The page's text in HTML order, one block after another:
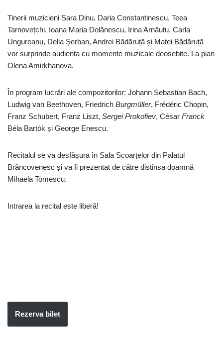
Tinerii muzicieni Sara Dinu, Daria Constantinescu, Teea
Tarnovețchi, Ioana Maria Dolănescu, Irina Arnăutu, Carla
Ungureanu, Delia Șerban, Andrei Bădăruță și Matei Bădăruță
vor surprinde audiența cu momente muzicale deosebite. La pian
Olena Amirkhanova.
În program lucrări ale compozitorilor: Johann Sebastian Bach,
Ludwig van Beethoven, Friedrich Burgmüller, Frédéric Chopin,
Franz Schubert, Franz Liszt, Sergei Prokofiev, César Franck
Béla Bartók și George Enescu.
Recitalul se va desfășura în Sala Scoarțelor din Palatul
Brâncovenesc și va fi prezentat de către distinsa doamnă
Mihaela Tomescu.
Intrarea la recital este liberă!
Rezerva bilet